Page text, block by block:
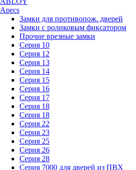
Apecs
Замки для противопож. дверей
Замки с роликовым фиксатором
Прочие врезные замки
Серия 10
Серия 12
Серия 13
Серия 14
Серия 15
Серия 16
Серия 17
Серия 18
Серия 18
Серия 22
Серия 23
Серия 25
Серия 26
Серия 28
Серия 7000 для дверей из ПВХ